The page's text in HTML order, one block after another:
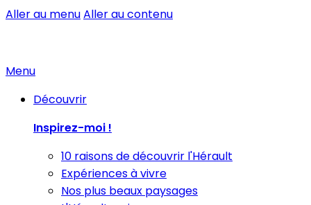
Aller au menuAller au contenu
Menu
Découvrir
Inspirez-moi !
10 raisons de découvrir l'Hérault
Expériences à vivre
Nos plus beaux paysages